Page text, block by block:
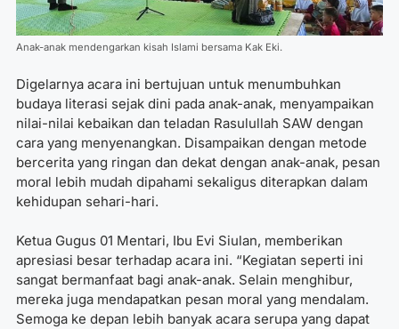
Anak-anak mendengarkan kisah Islami bersama Kak Eki.
Digelarnya acara ini bertujuan untuk menumbuhkan
budaya literasi sejak dini pada anak-anak, menyampaikan
nilai-nilai kebaikan dan teladan Rasulullah SAW dengan
cara yang menyenangkan. Disampaikan dengan metode
bercerita yang ringan dan dekat dengan anak-anak, pesan
moral lebih mudah dipahami sekaligus diterapkan dalam
kehidupan sehari-hari.
Ketua Gugus 01 Mentari, Ibu Evi Siulan, memberikan
apresiasi besar terhadap acara ini. “Kegiatan seperti ini
sangat bermanfaat bagi anak-anak. Selain menghibur,
mereka juga mendapatkan pesan moral yang mendalam.
Semoga ke depan lebih banyak acara serupa yang dapat